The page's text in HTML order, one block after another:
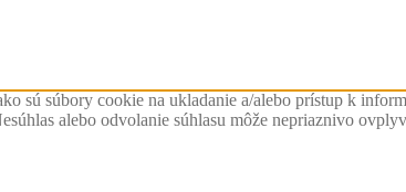
sú súbory cookie na ukladanie a/alebo prístup k
alebo odvolanie súhlasu môže nepriaznivo